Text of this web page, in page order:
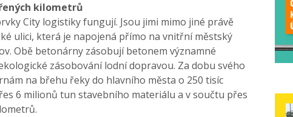
kilometrů
City logistiky fungují. Jsou jimi mimo jiné právě
ulici, která je napojená přímo na vnitřní městský
Obě betonárny zásobují betonem významné
zásobování lodní dopravou. Za dobu svého
na břehu řeky do hlavního města o 250 tisíc
6 milionů tun stavebního materiálu a v součtu přes